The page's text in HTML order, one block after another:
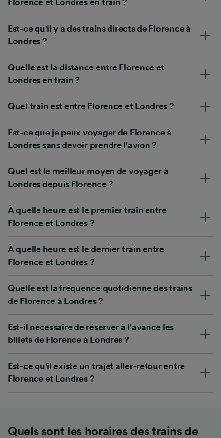
Florence et Londres en train ?
Est-ce qu'il y a des trains directs de Florence à
Londres ?
Quelle est la distance entre Florence et
Londres en train ?
Quel train est entre Florence et Londres ?
Est-ce que je peux voyager de Florence à
Londres sans devoir prendre l'avion ?
Quel est le meilleur moyen de voyager à
Londres depuis Florence ?
À quelle heure est le premier train entre
Florence et Londres ?
À quelle heure est le dernier train entre
Florence et Londres ?
Quelle est la fréquence quotidienne des trains
de Florence à Londres ?
Est-il nécessaire de réserver à l'avance les
billets de Florence à Londres ?
Est-ce qu'il existe un trajet aller-retour entre
Florence et Londres ?
Quels sont les horaires des trains de